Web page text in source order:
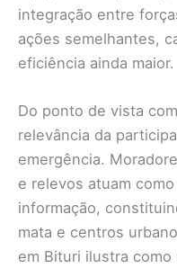
integração entre
ações semelhantes,
eficiência ainda maior.
Do ponto de vista
relevância da
emergência.
e relevos atuam
informação,
mata e centros
em Bituri ilustra